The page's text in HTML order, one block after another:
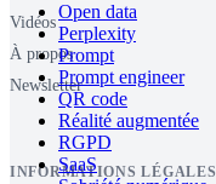
Open data
Perplexity
Prompt
Prompt engineer
QR code
Réalité augmentée
RGPD
SaaS
Vidéos
À propos
Newsletter
INFORMATIONS LÉGALES